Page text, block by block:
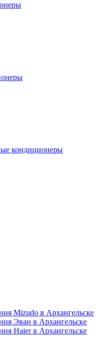
кондиционеры
Mizudo в Архангельске
Эван в Архангельске
Haier в Архангельске